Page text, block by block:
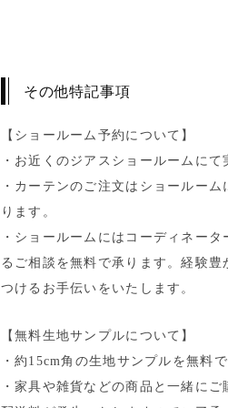
その他特記事項
【ショールーム予約について】
・お近くのジアスショールームに
・カーテンのご注文はショールー
ります。
・ショールームにはコーディネー
るご相談を無料で承ります。経験
つけるお手伝いをいたします。
【無料生地サンプルについて】
・約15cm角の生地サンプルを無料
・家具や雑貨などの商品と一緒に